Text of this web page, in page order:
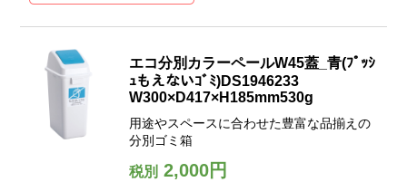
エコ分別カラーペールW45蓋_青(ﾌﾟｯｼ
ｭもえないｺﾞﾐ)DS1946233
W300×D417×H185mm530g
用途やスペースに合わせた豊富な品揃えの
分別ゴミ箱
税別2,000円